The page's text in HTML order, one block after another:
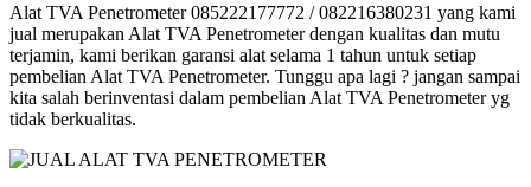
Alat TVA Penetrometer 085222177772 / 082216380231 yang kami
jual merupakan Alat TVA Penetrometer dengan kualitas dan mutu
terjamin, kami berikan garansi alat selama 1 tahun untuk setiap
pembelian Alat TVA Penetrometer. Tunggu apa lagi ? jangan sampai
kita salah berinventasi dalam pembelian Alat TVA Penetrometer yg
tidak berkualitas.